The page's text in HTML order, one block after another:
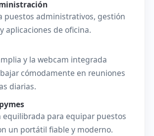
puestos administrativos, gestión
aplicaciones de oficina.
y la webcam integrada
cómodamente en reuniones
diarias.
equilibrada para equipar puestos
un portátil fiable y moderno.